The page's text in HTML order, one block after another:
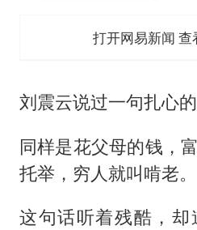
打开网易新闻
刘震云说过一句扎心
同样是花父母的钱，
托举，穷人就叫啃老。
这句话听着残酷，